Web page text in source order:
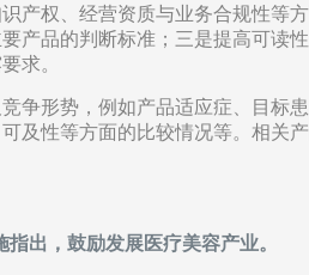
产权、经营资质与业务合规性等
产品的判断标准；三是提高可读
求。
争形势，例如产品适应症、目标
性等方面的比较情况等。相关
出，鼓励发展医疗美容产业。